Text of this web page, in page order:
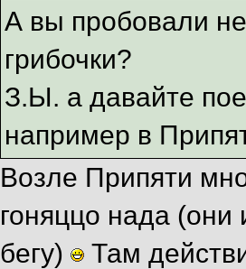
А вы пробовали
грибочки?
З.Ы. а давайте
например в
Возле Припяти
гоняццо нада
бегу)
Там